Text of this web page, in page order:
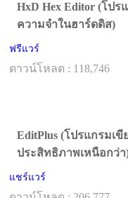
HxD Hex Editor (โป
ความจำในฮาร์ดดิส)
ฟรีแวร์
ดาวน์โหลด : 118,746
EditPlus (โปรแกรมเ
ประสิทธิภาพเหนือกว่า
แชร์แวร์